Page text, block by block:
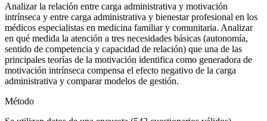
Analizar la relación entre carga administrativa y motivación
intrínseca y entre carga administrativa y bienestar profesional en los
médicos especialistas en medicina familiar y comunitaria. Analizar
en qué medida la atención a tres necesidades básicas (autonomía,
sentido de competencia y capacidad de relación) que una de las
principales teorías de la motivación identifica como generadora de
motivación intrínseca compensa el efecto negativo de la carga
administrativa y comparar modelos de gestión.
Método